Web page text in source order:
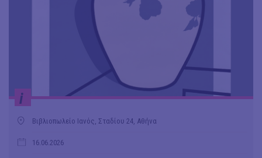
i
Βιβλιοπωλείο Ιανός, Σταδίου 24, Αθήνα
16.06.2026